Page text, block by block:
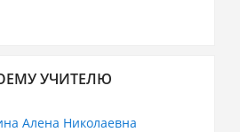
УЧИТЕЛЮ
Алена Николаевна